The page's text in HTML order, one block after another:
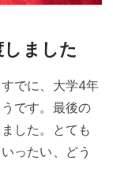
ました
でに、大学4年
です。最後の
した。とても
ったい、どう